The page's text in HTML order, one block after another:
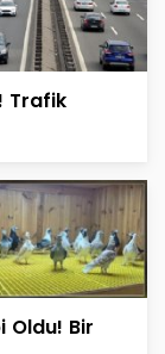
Trafik
Oldu! Bir